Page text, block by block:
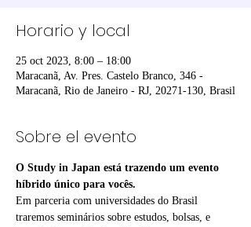
Horario y local
25 oct 2023, 8:00 – 18:00
Maracanã, Av. Pres. Castelo Branco, 346 -
Maracanã, Rio de Janeiro - RJ, 20271-130, Brasil
Sobre el evento
O Study in Japan está trazendo um evento
híbrido único para vocês.
Em parceria com universidades do Brasil
traremos seminários sobre estudos, bolsas, e